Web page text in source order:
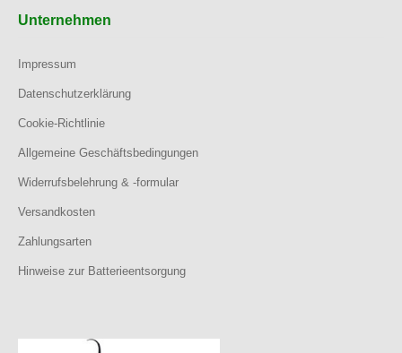
Unternehmen
Impressum
Datenschutzerklärung
Cookie-Richtlinie
Allgemeine Geschäftsbedingungen
Widerrufsbelehrung & -formular
Versandkosten
Zahlungsarten
Hinweise zur Batterieentsorgung